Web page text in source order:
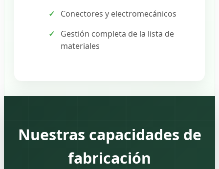
Conectores y electromecánicos
Gestión completa de la lista de
materiales
Nuestras capacidades de
fabricación